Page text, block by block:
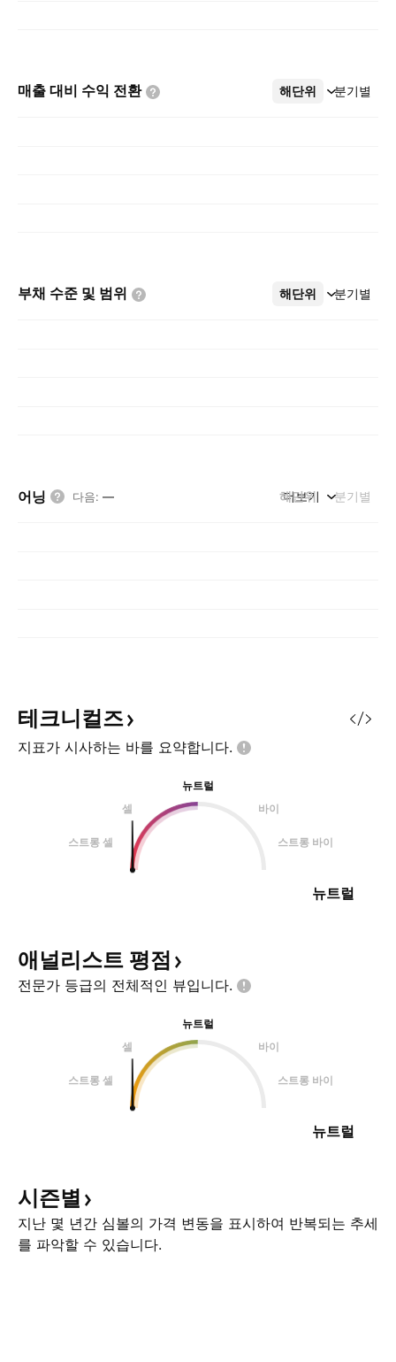
매출 대비 수익 전환 해단위 분기별
더보기
부채 수준 및 범위 해단위 분기별
더보기
어닝 다음: — 해단위 분기별
더보기
테크니컬즈
지표가 시사하는 바를 요약합니다.
뉴트럴
셀
바이
스트롱 셀 스트롱 바이
뉴트럴
애널리스트 평점
전문가 등급의 전체적인 뷰입니다.
뉴트럴
셀
바이
스트롱 셀 스트롱 바이
뉴트럴
시즌별
지난 몇 년간 심볼의 가격 변동을 표시하여 반복되는 추세
를 파악할 수 있습니다.